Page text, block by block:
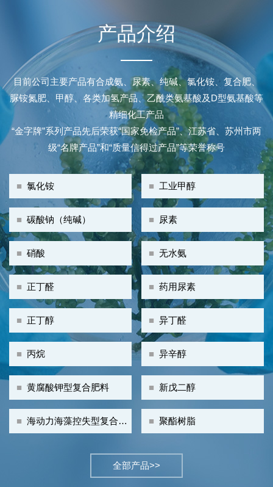
产品介绍
目前公司主要产品有合成氨、尿素、纯碱、氯化铵、复合肥、
脲铵氮肥、甲醇、各类加氢产品、乙酰类氨基酸及D型氨基酸等
精细化工产品
“金字牌”系列产品先后荣获“国家免检产品”、江苏省、苏州市两
级“名牌产品”和“质量信得过产品”等荣誉称号
■ 工业甲醇
■ 氯化铵
■ 尿素
■ 碳酸钠（纯碱）
■无水氨
■ 硝酸
■药用尿素
■ 正丁醛
■异丁醛
■ 正丁醇
■异辛醇
■ 丙烷
■ 新戊二醇
■ 黄腐酸钾型复合肥料
■聚酯树脂
■ 海动力海藻控失型复合肥
全部产品>>